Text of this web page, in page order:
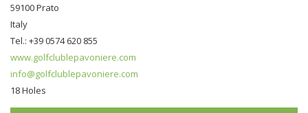
59100 Prato
Italy
Tel.: +39 0574 620 855
www.golfclublepavoniere.com
info@golfclublepavoniere.com
18 Holes